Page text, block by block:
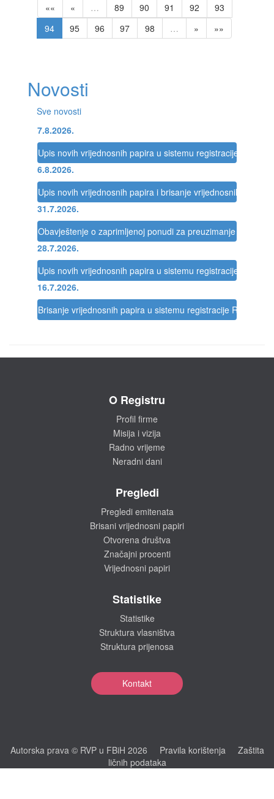
«« « … 89 90 91 92
93
94
95 96 97 98 … » »»
Novosti
Sve novosti
7.8.2026.
Upis novih vrijednosnih papira u sistemu registracije Registra
6.8.2026.
Upis novih vrijednosnih papira i brisanje vrijednosnih papira
31.7.2026.
Obavještenje o zaprimljenoj ponudi za preuzimanje društva
28.7.2026.
Upis novih vrijednosnih papira u sistemu registracije Registra
16.7.2026.
Brisanje vrijednosnih papira u sistemu registracije Registra
O Registru
Profil firme
Misija i vizija
Radno vrijeme
Neradni dani
Pregledi
Pregledi emitenata
Brisani vrijednosni papiri
Otvorena društva
Značajni procenti
Vrijednosni papiri
Statistike
Statistike
Struktura vlasništva
Struktura prijenosa
Kontakt
Autorska prava © RVP u FBiH 2026 Pravila korištenja
Zaštita
ličnih podataka